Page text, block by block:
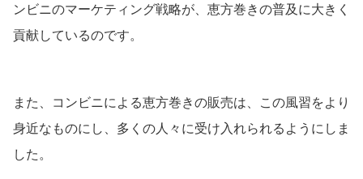
ンビニのマーケティング戦略が、恵方巻きの普及に大きく
貢献しているのです。
また、コンビニによる恵方巻きの販売は、この風習をより
身近なものにし、多くの人々に受け入れられるようにしま
した。